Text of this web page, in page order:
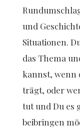
und
Situationen.
das Thema
kannst, wenn
trägt, oder
tut und Du es
beibringen